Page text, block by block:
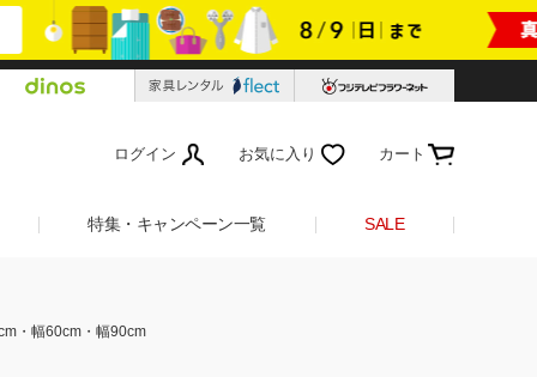
ログイン お気に入り カート
特集・キャンペーン一覧 SALE
・幅60cm・幅90cm